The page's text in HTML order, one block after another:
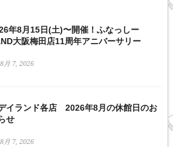
年8月15日(土)〜開催！ふなっしー
大阪梅田店11周年アニバーサリー
月 7, 2026
イランド各店 2026年8月の休館日のお
せ
月 7, 2026